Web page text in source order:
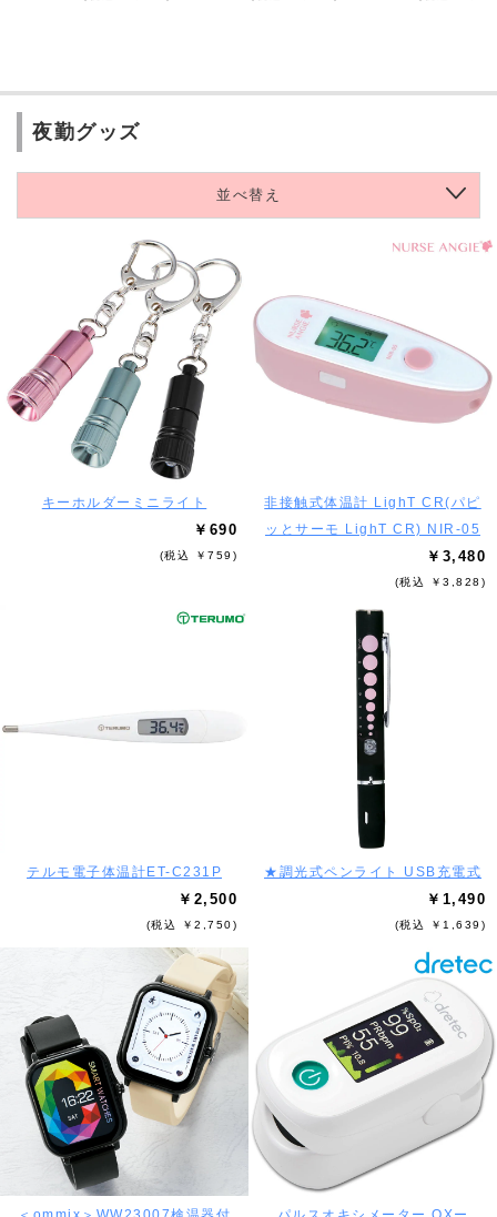
夜勤グッズ
並べ替え
キーホルダーミニライト
￥690
(税込 ￥759)
非接触式体温計 LighT CR(パピ
ッとサーモ LighT CR) NIR-05
￥3,480
(税込 ￥3,828)
テルモ電子体温計ET-C231P
￥2,500
(税込 ￥2,750)
★調光式ペンライト USB充電式
￥1,490
(税込 ￥1,639)